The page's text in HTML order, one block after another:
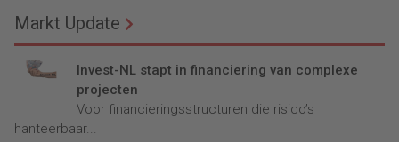
Markt Update
Invest-NL stapt in financiering van complexe
projecten
Voor financieringsstructuren die risico’s
hanteerbaar...